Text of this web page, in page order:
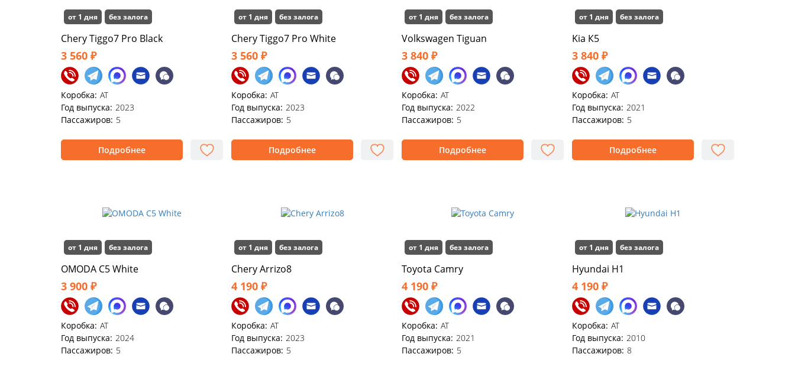
от 1 дня без залога
Chery Tiggo7 Pro Black
3 560 ₽
Коробка: AT
Год выпуска: 2023
Пассажиров: 5
Подробнее
от 1 дня без залога
Chery Tiggo7 Pro White
3 560 ₽
Коробка: АТ
Год выпуска: 2023
Пассажиров: 5
Подробнее
от 1 дня без залога
Volkswagen Tiguan
3 840 ₽
Коробка: АТ
Год выпуска: 2022
Пассажиров: 5
Подробнее
от 1 дня без залога
Kia К5
3 840 ₽
Коробка: AT
Год выпуска: 2021
Пассажиров: 5
Подробнее
от 1 дня без залога
OMODA C5 White
3 900 ₽
Коробка: AT
Год выпуска: 2024
Пассажиров: 5
от 1 дня без залога
Chery Arrizo8
4 190 ₽
Коробка: АТ
Год выпуска: 2023
Пассажиров: 5
от 1 дня без залога
Toyota Camry
4 190 ₽
Коробка: AT
Год выпуска: 2021
Пассажиров: 5
от 1 дня без залога
Hyundai H1
4 190 ₽
Коробка: АТ
Год выпуска: 2010
Пассажиров: 8